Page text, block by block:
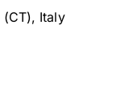
(CT), Italy